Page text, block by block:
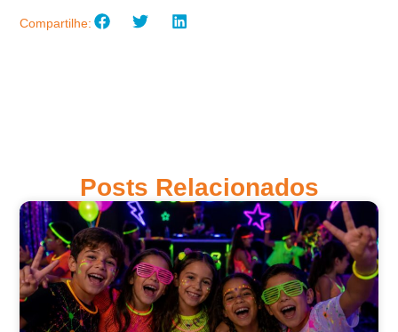
Compartilhe:
Posts Relacionados